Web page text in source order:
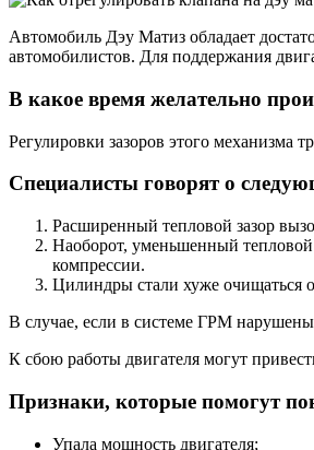
Автомобиль Дэу Матиз обладает
автомобилистов. Для поддержания
В какое время желательно
Регулировки зазоров этого
Специалисты говорят о
Расширенный тепловой зазор
Наоборот, уменьшенный тепловой
компрессии.
Цилиндры стали хуже очищаться
В случае, если в системе ГРМ
К сбою работы двигателя могут
Признаки, которые помогут
Упала мощность двигателя;